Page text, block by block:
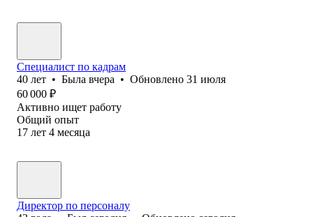
Специалист по кадрам
40 лет • Была вчера • Обновлено 31 июля
60 000 ₽
Активно ищет работу
Общий опыт
17 лет 4 месяца
Директор по персоналу